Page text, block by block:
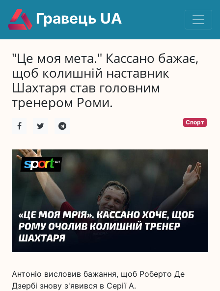
Гравець UA
"Це моя мета." Кассано бажає,
щоб колишній наставник
Шахтаря став головним
тренером Роми.
Спорт
Антоніо висловив бажання, щоб Роберто Де
Дзербі знову з'явився в Серії А.